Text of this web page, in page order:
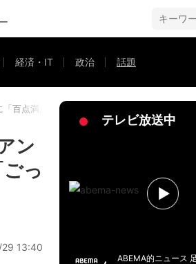
経済・IT 政治 話題
百点満点の笑顔…！」「ごっくんした後の目
ン
っ
13:40
テレビ放送中
ABEMA的ニュース